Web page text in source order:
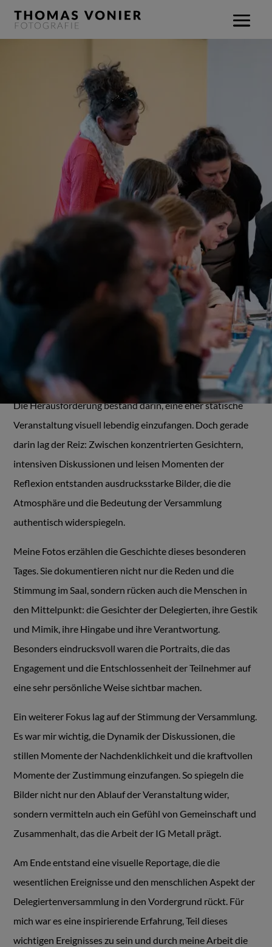
Delegierten-
versammlung
der IG Metal in
München
Ein Blick hinter die Kulissen der Delegiertenversammlung
der IG Metall: Mein Auftrag als Fotograf
Als Fotograf hatte ich die spannende Aufgabe, die
Delegiertenversammlung der IG Metall in München zu
dokumentieren – ein Ereignis, das zwar durch Reden und
ruhige Momente geprägt war, aber dennoch voller
Ausdruck und Bedeutung steckte.
Die Herausforderung bestand darin, eine eher statische
Veranstaltung visuell lebendig einzufangen. Doch gerade
darin lag der Reiz: Zwischen konzentrierten Gesichtern,
intensiven Diskussionen und leisen Momenten der
Reflexion entstanden ausdrucksstarke Bilder, die die
Atmosphäre und die Bedeutung der Versammlung
authentisch widerspiegeln.
Meine Fotos erzählen die Geschichte dieses besonderen
Tages. Sie dokumentieren nicht nur die Reden und die
Stimmung im Saal, sondern rücken auch die Menschen in
den Mittelpunkt: die Gesichter der Delegierten, ihre Gestik
und Mimik, ihre Hingabe und ihre Verantwortung.
Besonders eindrucksvoll waren die Portraits, die das
Engagement und die Entschlossenheit der Teilnehmer auf
eine sehr persönliche Weise sichtbar machen.
Ein weiterer Fokus lag auf der Stimmung der Versammlung.
Es war mir wichtig, die Dynamik der Diskussionen, die
stillen Momente der Nachdenklichkeit und die kraftvollen
Momente der Zustimmung einzufangen. So spiegeln die
Bilder nicht nur den Ablauf der Veranstaltung wider,
sondern vermitteln auch ein Gefühl von Gemeinschaft und
Zusammenhalt, das die Arbeit der IG Metall prägt.
Am Ende entstand eine visuelle Reportage, die die
wesentlichen Ereignisse und den menschlichen Aspekt der
Delegiertenversammlung in den Vordergrund rückt. Für
mich war es eine inspirierende Erfahrung, Teil dieses
wichtigen Ereignisses zu sein und durch meine Arbeit die